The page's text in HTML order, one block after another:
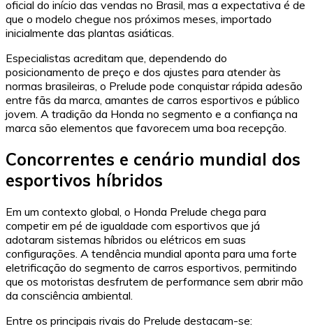
oficial do início das vendas no Brasil, mas a expectativa é de
que o modelo chegue nos próximos meses, importado
inicialmente das plantas asiáticas.
Especialistas acreditam que, dependendo do
posicionamento de preço e dos ajustes para atender às
normas brasileiras, o Prelude pode conquistar rápida adesão
entre fãs da marca, amantes de carros esportivos e público
jovem. A tradição da Honda no segmento e a confiança na
marca são elementos que favorecem uma boa recepção.
Concorrentes e cenário mundial dos
esportivos híbridos
Em um contexto global, o Honda Prelude chega para
competir em pé de igualdade com esportivos que já
adotaram sistemas híbridos ou elétricos em suas
configurações. A tendência mundial aponta para uma forte
eletrificação do segmento de carros esportivos, permitindo
que os motoristas desfrutem de performance sem abrir mão
da consciência ambiental.
Entre os principais rivais do Prelude destacam-se: